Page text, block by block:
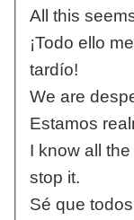
All this
¡Todo ello
tardío!
We are
Estamos
I know all
stop it.
Sé que